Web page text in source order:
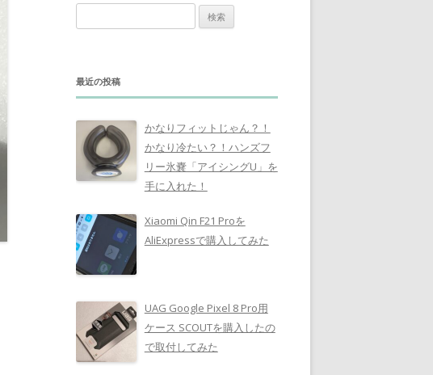
索
最近の投稿
かなりフィットじゃん？！
かなり冷たい？！ハンズフ
リー氷嚢「アイシングU」を
手に入れた！
Xiaomi Qin F21 Proを
AliExpressで購入してみた
UAG Google Pixel 8 Pro用
ケース SCOUTを購入したの
で取付してみた